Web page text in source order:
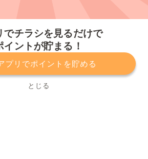
でチラシを見るだけで
イントが貯まる！
プリでポイントを貯める
とじる
ーポリシー 利用規約
運営会社
のお問い合わせ